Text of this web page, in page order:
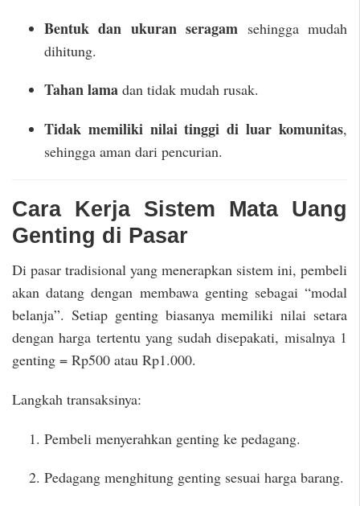
Bentuk dan ukuran seragam sehingga mudah
dihitung.
Tahan lama dan tidak mudah rusak.
Tidak memiliki nilai tinggi di luar komunitas,
sehingga aman dari pencurian.
Cara Kerja Sistem Mata Uang
Genting di Pasar
Di pasar tradisional yang menerapkan sistem ini, pembeli
akan datang dengan membawa genting sebagai “modal
belanja”. Setiap genting biasanya memiliki nilai setara
dengan harga tertentu yang sudah disepakati, misalnya 1
genting = Rp500 atau Rp1.000.
Langkah transaksinya:
Pembeli menyerahkan genting ke pedagang.
Pedagang menghitung genting sesuai harga barang.